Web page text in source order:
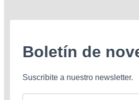
Boletín de
Suscribite a nuestro newsletter.